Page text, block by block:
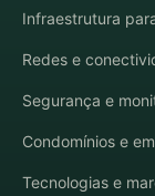
Infraestrutura
Redes e
Segurança e
Condomínios e
Tecnologias e